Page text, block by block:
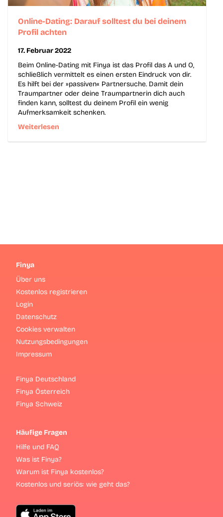
Online-Dating: Darauf solltest du bei deinem
Profil achten
17. Februar 2022
Beim Online-Dating mit Finya ist das Profil das A und O,
schließlich vermittelt es einen ersten Eindruck von dir.
Es hilft bei der »passiven« Partnersuche. Damit dein
Traumpartner oder deine Traumpartnerin dich auch
finden kann, solltest du deinem Profil ein wenig
Aufmerksamkeit schenken.
Weiterlesen
Finya
Über uns
Kostenlos registrieren
Login
Datenschutz
Cookies verwalten
Nutzungsbedingungen
Impressum
Finya Deutschland
Finya Österreich
Finya Schweiz
Häufige Fragen
Hilfe und FAQ
Was ist Finya?
Warum ist Finya kostenlos?
Kostenlos und seriös: wie geht das?